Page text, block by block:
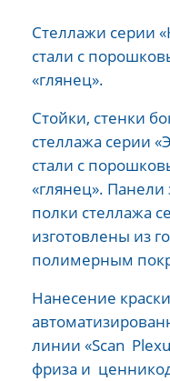
Стеллажи серии
стали с
«глянец».
Стойки, стенки
стеллажа серии
стали с
«глянец».
полки стеллажа
изготовлены из
полимерным
Нанесение
линии «Scan
фриза и